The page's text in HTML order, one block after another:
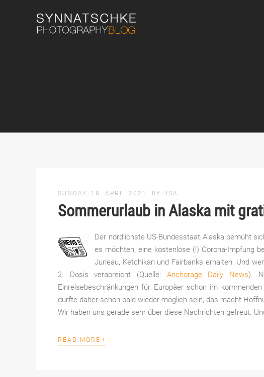
SUNDAY, 18. APRIL 2021 BY ISA
Sommerurlaub in Alaska mit
Der nördlichste US-Bundesstaat Alaska bemüht
es möchten, eine kostenlose (!) Corona-Impfung
Juneau, Ketchikan und Fairbanks erhalten. Und
2. Dosis verabreicht (Quelle: Anchorage Daily News).
Einreisebeschränkungen für Europäer schon im
dürfte daher schon bald wieder möglich sein, das macht
Wir haben uns gerade sehr über diese Nachrichten gefreut.
READ MORE ›